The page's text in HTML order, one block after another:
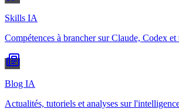
Skills IA
Compétences à brancher sur Claude, Codex et
Blog IA
Actualités, tutoriels et analyses sur